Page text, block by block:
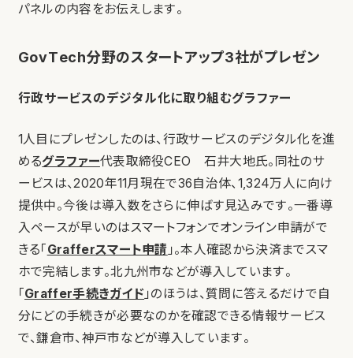
パネルの内容をお伝えします。
GovTech分野のスタートアップ3社がプレゼン
行政サービスのデジタル化に取り組むグラファー
1人目にプレゼンしたのは、行政サービスのデジタル化を進
めるグラファー代表取締役CEO 石井大地氏。同社のサ
ービスは、2020年11月現在で36自治体、1,324万人に向け
提供中。今後は導入数をさらに伸ばす見込みです。一番導
入ペースが早いのはスマートフォンでオンライン申請がで
きる「 Grafferスマート申請 」。本人確認から決済までスマ
ホで完結します。北九州市などが導入しています。
「 Graffer手続きガイド 」のほうは、質問に答えるだけで自
分にどの手続きが必要なのかを確認できる情報サービス
で、鎌倉市、神戸市などが導入しています。